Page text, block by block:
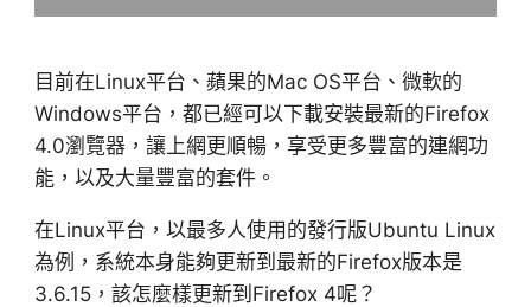
目前在Linux平台、蘋果的Mac OS平台、微軟的
Windows平台，都已經可以下載安裝最新的Firefox
4.0瀏覽器，讓上網更順暢，享受更多豐富的連網功
能，以及大量豐富的套件。
在Linux平台，以最多人使用的發行版Ubuntu Linux
為例，系統本身能夠更新到最新的Firefox版本是
3.6.15，該怎麼樣更新到Firefox 4呢？